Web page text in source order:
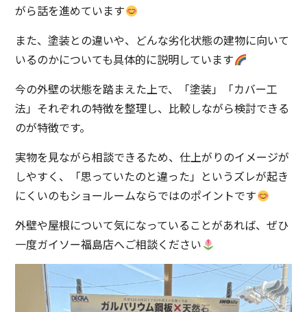
がら話を進めています
また、塗装との違いや、どんな劣化状態の建物に向いて
いるのかについても具体的に説明しています
今の外壁の状態を踏まえた上で、「塗装」「カバー工
法」それぞれの特徴を整理し、比較しながら検討できる
のが特徴です。
実物を見ながら相談できるため、仕上がりのイメージが
しやすく、「思っていたのと違った」というズレが起き
にくいのもショールームならではのポイントです
外壁や屋根について気になっていることがあれば、ぜひ
一度ガイソー福島店へご相談ください